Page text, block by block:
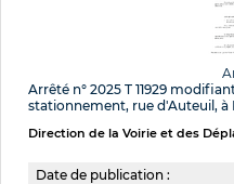
Arrêté n° 2025 T 11929
stationnement, rue d'Auteuil, à
Direction de la Voirie et des
Date de publication :